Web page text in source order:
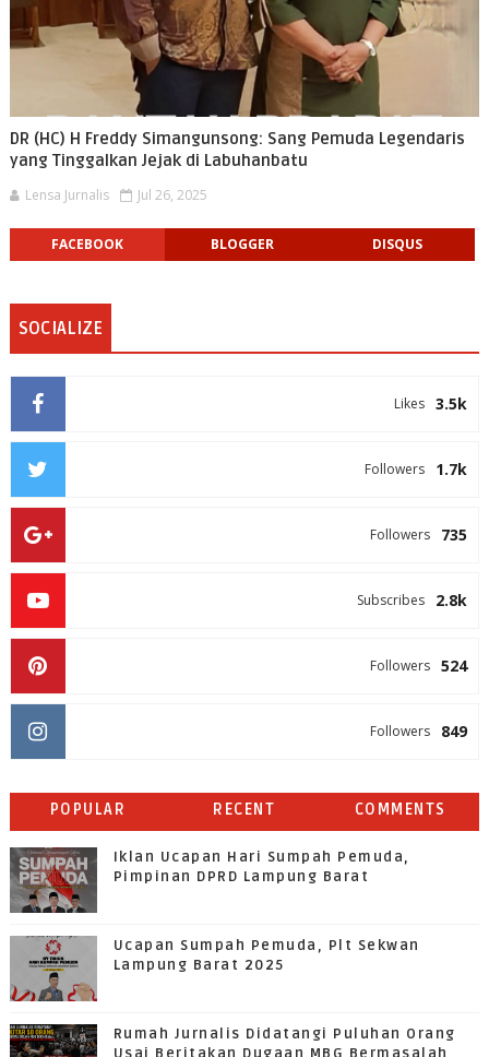
DR (HC) H Freddy Simangunsong: Sang Pemuda Legendaris
yang Tinggalkan Jejak di Labuhanbatu
Lensa Jurnalis Jul 26, 2025
FACEBOOK BLOGGER DISQUS
SOCIALIZE
3.5k
Likes
1.7k
Followers
735
Followers
2.8k
Subscribes
524
Followers
849
Followers
POPULAR RECENT COMMENTS
Iklan Ucapan Hari Sumpah Pemuda,
Pimpinan DPRD Lampung Barat
Ucapan Sumpah Pemuda, Plt Sekwan
Lampung Barat 2025
Rumah Jurnalis Didatangi Puluhan Orang